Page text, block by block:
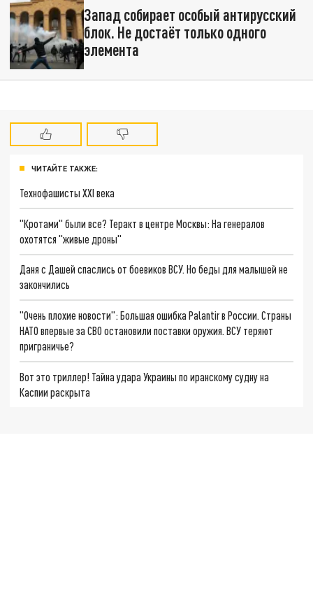
Запад собирает особый антирусский
блок. Не достаёт только одного
элемента
ЧИТАЙТЕ ТАКЖЕ:
Технофашисты XXI века
"Кротами" были все? Теракт в центре Москвы: На генералов
охотятся "живые дроны"
Даня с Дашей спаслись от боевиков ВСУ. Но беды для малышей не
закончились
"Очень плохие новости": Большая ошибка Palantir в России. Страны
НАТО впервые за СВО остановили поставки оружия. ВСУ теряют
приграничье?
Вот это триллер! Тайна удара Украины по иранскому судну на
Каспии раскрыта